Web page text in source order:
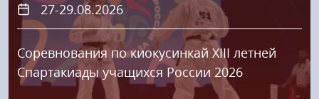
27-29.08.2026
Соревнования по киокусинкай XIII летней
Спартакиады учащихся России 2026